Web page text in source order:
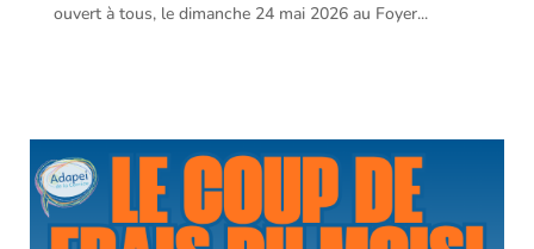
ouvert à tous, le dimanche 24 mai 2026 au Foyer...